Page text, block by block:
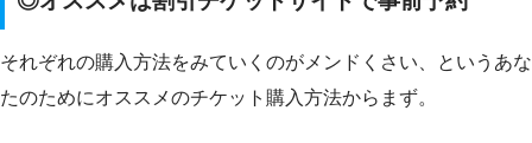
それぞれの購入方法をみていくのがメンドくさい、というあな
たのためにオススメのチケット購入方法からまず。